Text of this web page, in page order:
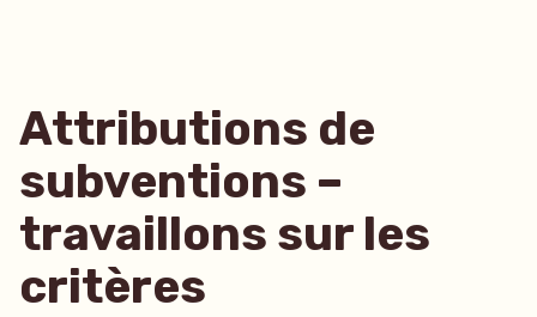
Attributions de
subventions –
travaillons sur les
critères